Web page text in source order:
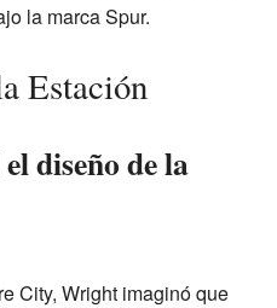
la marca Spur.
Estación
diseño de la
City, Wright imaginó que